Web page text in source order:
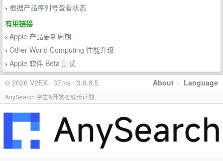
› 根据产品序列号查看状态
有用链接
› Apple 产品更新周期
› Other World Computing 性能升级
› Apple 软件 Beta 测试
About · Language
© 2026 V2EX · 37ms · 3.9.8.5
AnySearch 学生&开发者成长计划